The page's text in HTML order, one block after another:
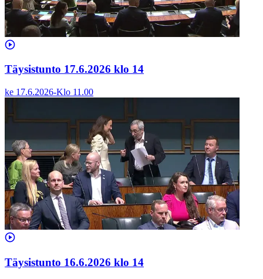
Täysistunto 17.6.2026 klo 14
ke 17.6.2026-Klo 11.00
Täysistunto 16.6.2026 klo 14